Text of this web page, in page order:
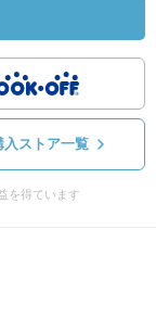
入ストア一覧
を得ています